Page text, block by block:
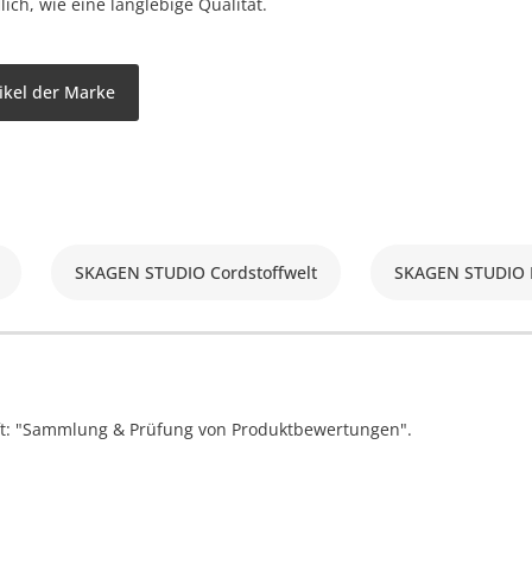
der Marke
SKAGEN STUDIO Cordstoffwelt SKAGEN
& Prüfung von Produktbewertungen".